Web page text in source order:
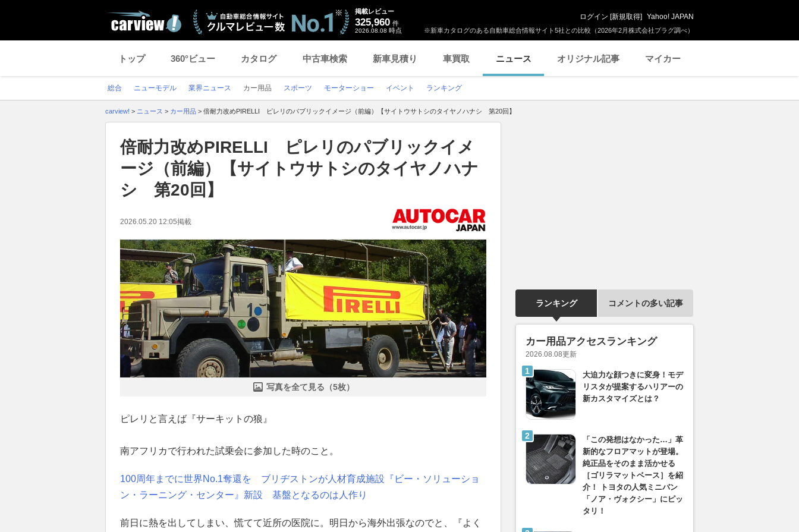
※新車カタログのある自動車総合情報サイト5社との比較（2026年2月株式会社プラグ調べ）
掲載レビュー
325,960 件
2026.08.08 時点
ログイン [新規取得] Yahoo! JAPAN
トップ 360°ビュー カタログ 中古車検索 新車見積り 車買取 ニュース オリジナル記事 マイカー
総合 ニューモデル 業界ニュース カー用品 スポーツ モーターショー イベント ランキング
carview! > ニュース > カー用品 > 倍耐力改めPIRELLI ピレリのパブリックイメージ（前編）【サイトウサトシのタイヤノハナシ 第20回】
倍耐力改めPIRELLI ピレリのパブリックイメ
ージ（前編）【サイトウサトシのタイヤノハナ
シ 第20回】
2026.05.20 12:05掲載
写真を全て見る（5枚）
ピレリと言えば『サーキットの狼』
南アフリカで行われた試乗会に参加した時のこと。
100周年までに世界No.1奪還を ブリヂストンが人材育成施設『ビー・ソリューショ
ン・ラーニング・センター』新設 基盤となるのは人作り
前日に熱を出してしまい、慌てて近所の医院に。明日から海外出張なのでと、『よく
ランキング コメントの多い記事
カー用品アクセスランキング
2026.08.08更新
大迫力な顔つきに変身！モデ
リスタが提案するハリアーの
新カスタマイズとは？
「この発想はなかった…」革
新的なフロアマットが登場。
純正品をそのまま活かせる
［ゴリラマットベース］を紹
介！ トヨタの人気ミニバン
「ノア・ヴォクシー」にピッ
タリ！